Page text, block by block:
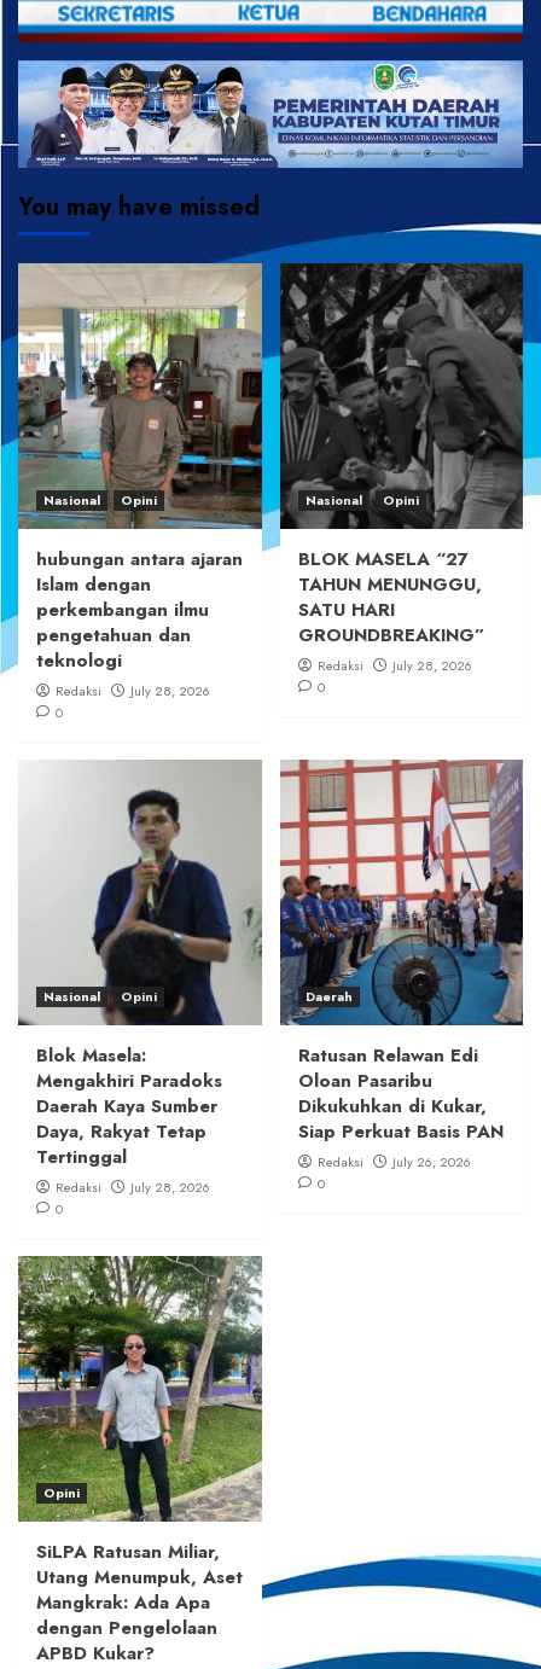
You may have missed
Nasional Opini
hubungan antara ajaran
Islam dengan
perkembangan ilmu
pengetahuan dan
teknologi
Redaksi
July 28, 2026
0
Nasional Opini
BLOK MASELA “27
TAHUN MENUNGGU,
SATU HARI
GROUNDBREAKING”
Redaksi
July 28, 2026
0
Nasional Opini
Blok Masela:
Mengakhiri Paradoks
Daerah Kaya Sumber
Daya, Rakyat Tetap
Tertinggal
Redaksi
July 28, 2026
0
Daerah
Ratusan Relawan Edi
Oloan Pasaribu
Dikukuhkan di Kukar,
Siap Perkuat Basis PAN
Redaksi
July 26, 2026
0
Opini
SiLPA Ratusan Miliar,
Utang Menumpuk, Aset
Mangkrak: Ada Apa
dengan Pengelolaan
APBD Kukar?